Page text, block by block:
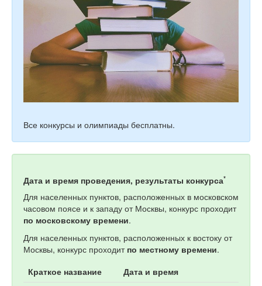
Все конкурсы и олимпиады бесплатны.
Дата и время проведения, результаты конкурса*
Для населенных пунктов, расположенных в московском
часовом поясе и к западу от Москвы, конкурс проходит
по московскому времени.
Для населенных пунктов, расположенных к востоку от
Москвы, конкурс проходит по местному времени.
Краткое название
Дата и время